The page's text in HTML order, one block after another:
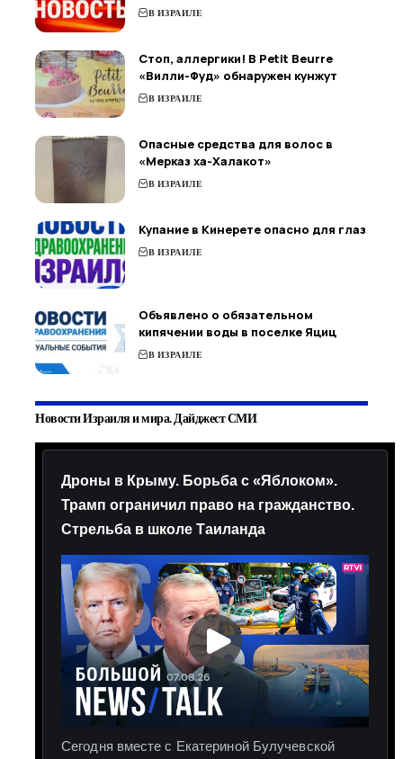
В ИЗРАИЛЕ
Стоп, аллергики! В Petit Beurre
«Вилли-Фуд» обнаружен кунжут
В ИЗРАИЛЕ
Опасные средства для волос в
«Мерказ ха-Халакот»
В ИЗРАИЛЕ
Купание в Кинерете опасно для глаз
В ИЗРАИЛЕ
Объявлено о обязательном
кипячении воды в поселке Яциц
В ИЗРАИЛЕ
Новости Израиля и мира. Дайджест СМИ